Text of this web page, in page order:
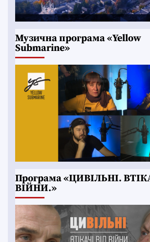
Музична програма «Yellow
Submarine»
Програма «ЦИВІЛЬНІ.
ВІЙНИ.»